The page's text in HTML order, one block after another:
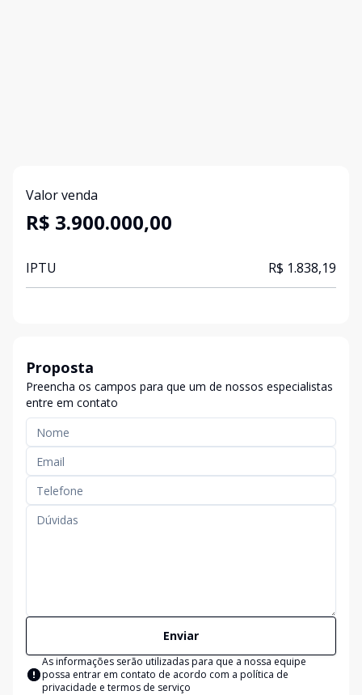
Valor venda
R$ 3.900.000,00
IPTU R$ 1.838,19
Proposta
Preencha os campos para que um de nossos especialistas
entre em contato
Enviar
As informações serão utilizadas para que a nossa equipe
possa entrar em contato de acordo com a política de
privacidade e termos de serviço